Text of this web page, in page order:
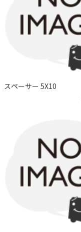
スペーサー 5X10